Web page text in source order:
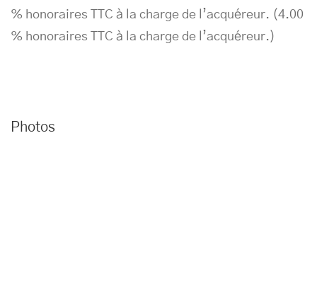
% honoraires TTC à la charge de l’acquéreur. (4.00
% honoraires TTC à la charge de l’acquéreur.)
Photos